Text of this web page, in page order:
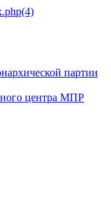
партии
центра МПР